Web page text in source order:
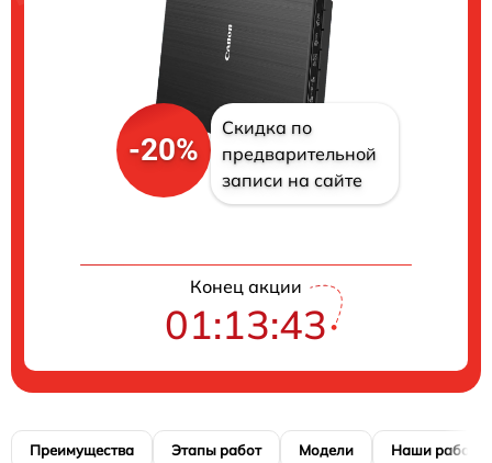
-20%
Скидка по
предварительной
записи на сайте
Конец акции
01:13:42
Преимущества Этапы работ Модели Наши работы